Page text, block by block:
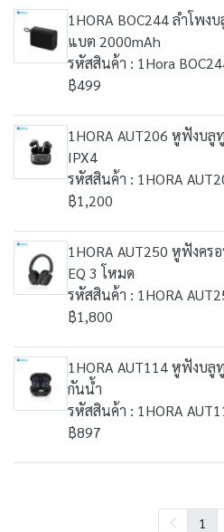
1HORA BOC244 ลำโพ
แบต 2000mAh
รหัสสินค้า : 1Hora
฿499
1HORA AUT206 หูฟังบ
IPX4
รหัสสินค้า : 1HORA
฿1,200
1HORA AUT250 หูฟังค
EQ 3 โหมด
รหัสสินค้า : 1HORA
฿1,800
1HORA AUT114 หูฟังบลู
กันน้ำ
รหัสสินค้า : 1HORA
฿897
1